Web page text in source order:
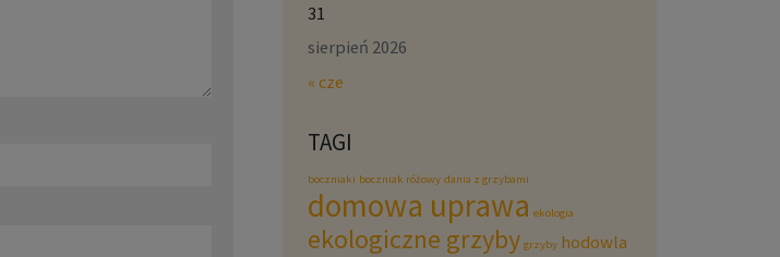
sierpień 2026
31
« cze
TAGI
boczniaki boczniak różowy dania z grzybami
domowa uprawa ekologia
ekologiczne grzyby grzyby hodowla